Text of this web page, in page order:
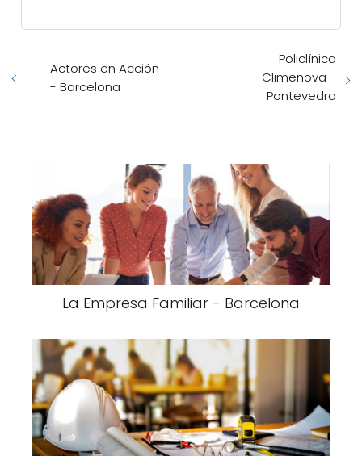
Actores en Acción
- Barcelona
Policlínica
Climenova -
Pontevedra
La Empresa Familiar - Barcelona